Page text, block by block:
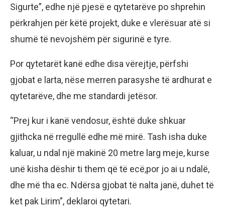
Sigurte”, edhe një pjesë e qytetarëve po shprehin
përkrahjen për këtë projekt, duke e vlerësuar atë si
shumë të nevojshëm për sigurinë e tyre.
Por qytetarët kanë edhe disa vërejtje, përfshi
gjobat e larta, nëse merren parasyshe të ardhurat e
qytetarëve, dhe me standardi jetësor.
“Prej kur i kanë vendosur, është duke shkuar
gjithcka në rregullë edhe më mirë. Tash isha duke
kaluar, u ndal një makinë 20 metre larg meje, kurse
unë kisha dëshir ti them që të ecë,por jo ai u ndalë,
dhe më tha ec. Ndërsa gjobat të nalta janë, duhet të
ket pak Lirim”, deklaroi qytetari.